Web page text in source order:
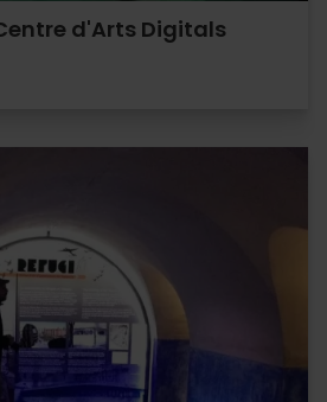
d'Arts Digitals